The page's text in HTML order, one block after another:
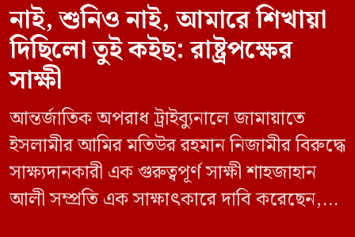
নাই, শুনিও নাই, আমারে শিখায়া
দিছিলো তুই কইছ: রাষ্ট্রপক্ষের
সাক্ষী
আন্তর্জাতিক অপরাধ ট্রাইব্যুনালে জামায়াতে
ইসলামীর আমির মতিউর রহমান নিজামীর বিরুদ্ধে
সাক্ষ্যদানকারী এক গুরুত্বপূর্ণ সাক্ষী শাহজাহান
আলী সম্প্রতি এক সাক্ষাৎকারে দাবি করেছেন,